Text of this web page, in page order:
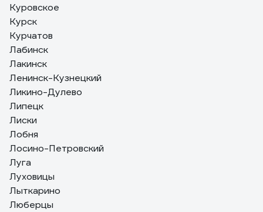
Куровское
Курск
Курчатов
Лабинск
Лакинск
Ленинск-Кузнецкий
Ликино-Дулево
Липецк
Лиски
Лобня
Лосино-Петровский
Луга
Луховицы
Лыткарино
Люберцы